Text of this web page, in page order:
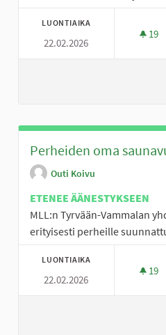
LUONTIAIKA
22.02.2026
19
Perheiden oma
Outi Koivu
ETENEE ÄÄNESTYKSEEN
MLL:n Tyrvään-Vammalan
erityisesti perheille
LUONTIAIKA
22.02.2026
19